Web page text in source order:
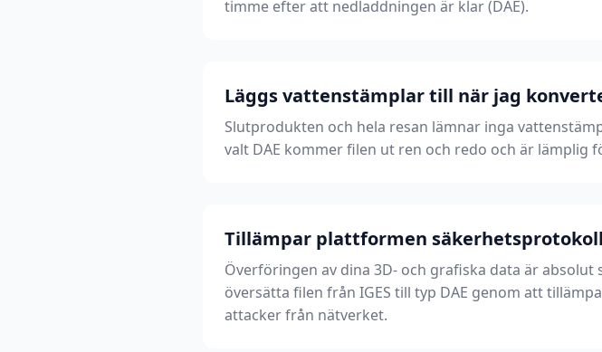
timme efter att nedladdningen är klar (DAE).
Läggs vattenstämplar till när jag
Slutprodukten och hela resan lämnar inga
valt DAE kommer filen ut ren och redo och är lämplig
Tillämpar plattformen
Överföringen av dina 3D- och grafiska data är
översätta filen från IGES till typ DAE genom att
attacker från nätverket.